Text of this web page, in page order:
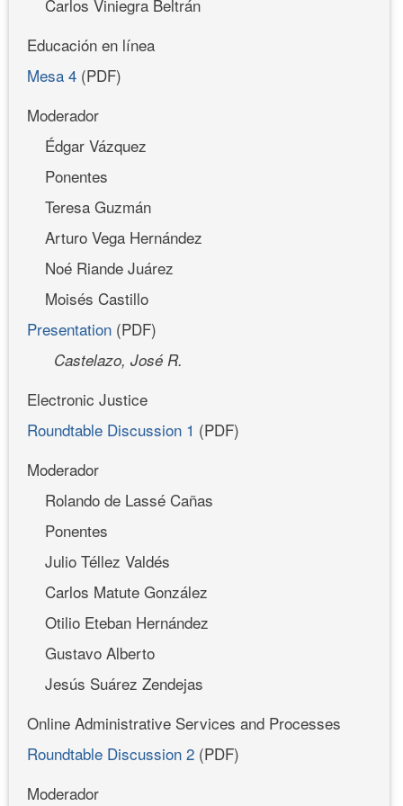
Carlos Viniegra Beltrán
Educación en línea
Mesa 4 (PDF)
Moderador
Édgar Vázquez
Ponentes
Teresa Guzmán
Arturo Vega Hernández
Noé Riande Juárez
Moisés Castillo
Presentation (PDF)
Castelazo, José R.
Electronic Justice
Roundtable Discussion 1 (PDF)
Moderador
Rolando de Lassé Cañas
Ponentes
Julio Téllez Valdés
Carlos Matute González
Otilio Eteban Hernández
Gustavo Alberto
Jesús Suárez Zendejas
Online Administrative Services and Processes
Roundtable Discussion 2 (PDF)
Moderador